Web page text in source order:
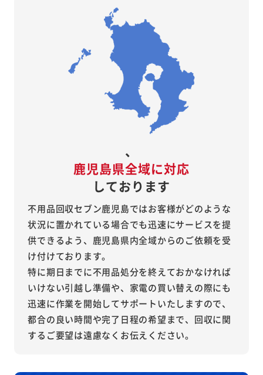
、
鹿児島県全域に対応
しております
不用品回収セブン鹿児島ではお客様がどのような
状況に置かれている場合でも迅速にサービスを提
供できるよう、鹿児島県内全域からのご依頼を受
け付けております。
特に期日までに不用品処分を終えておかなければ
いけない引越し準備や、家電の買い替えの際にも
迅速に作業を開始してサポートいたしますので、
都合の良い時間や完了日程の希望まで、回収に関
するご要望は遠慮なくお伝えください。